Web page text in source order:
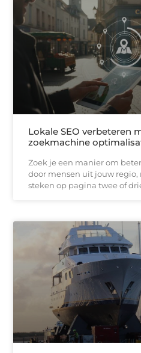
Lokale SEO verbeteren
zoekmachine
Zoek je een manier om
door mensen uit jouw
steken op pagina twee of